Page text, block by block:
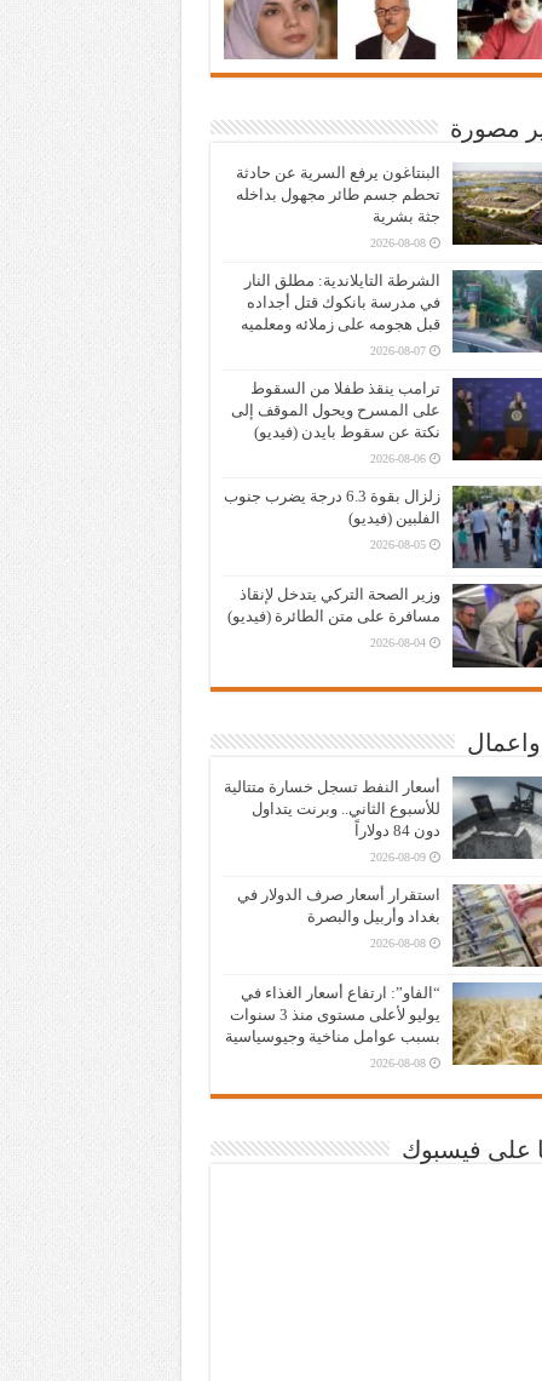
مصورة
البنتاغون يرفع السرية عن حادثة
تحطم جسم طائر مجهول بداخله
جثة بشرية
2026-08-08
الشرطة التايلاندية: مطلق النار
في مدرسة بانكوك قتل أجداده
قبل هجومه على زملائه ومعلميه
2026-08-07
ترامب ينقذ طفلا من السقوط
على المسرح ويحول الموقف إلى
نكتة عن سقوط بايدن (فيديو)
2026-08-06
زلزال بقوة 6.3 درجة يضرب جنوب
الفلبين (فيديو)
2026-08-05
وزير الصحة التركي يتدخل لإنقاذ
مسافرة على متن الطائرة (فيديو)
2026-08-04
أسعار النفط تسجل خسارة متتالية
للأسبوع الثاني.. وبرنت يتداول
دون 84 دولاراً
2026-08-09
استقرار أسعار صرف الدولار في
بغداد وأربيل والبصرة
2026-08-08
“الفاو”: ارتفاع أسعار الغذاء في
يوليو لأعلى مستوى منذ 3 سنوات
بسبب عوامل مناخية وجيوسياسية
2026-08-08
على فيسبوك